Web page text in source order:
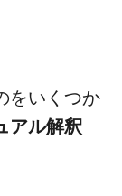
をいくつか
アル解釈